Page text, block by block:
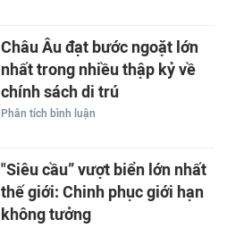
Châu Âu đạt bước ngoặt lớn
nhất trong nhiều thập kỷ về
chính sách di trú
Phân tích bình luận
"Siêu cầu” vượt biển lớn nhất
thế giới: Chinh phục giới hạn
không tưởng